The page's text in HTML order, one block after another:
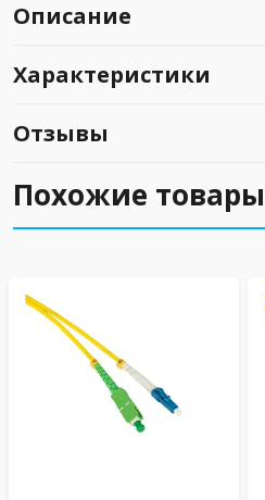
Описание
Характеристики
Отзывы
Похожие товары